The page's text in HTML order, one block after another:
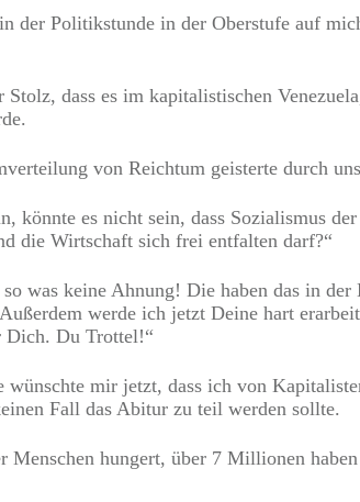
der Politikstunde in der Oberstufe auf
dass es im kapitalistischen
von Reichtum geisterte durch
könnte es nicht sein, dass Sozialismus
die Wirtschaft sich frei entfalten darf?“
was keine Ahnung! Die haben das in
werde ich jetzt Deine hart
Dich. Du Trottel!“
mir jetzt, dass ich von
Fall das Abitur zu teil werden sollte.
Menschen hungert, über 7 Millionen